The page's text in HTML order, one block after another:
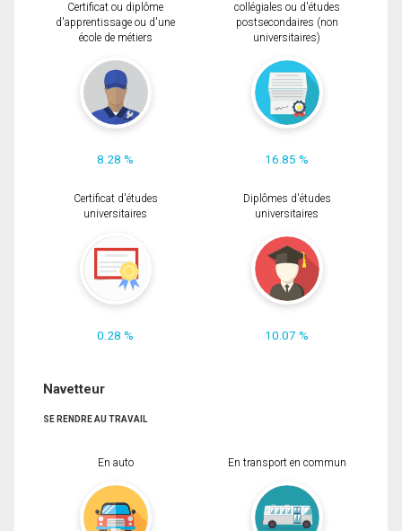
Certificat ou diplôme
d'apprentissage ou d'une
école de métiers
8.28 %
collégiales ou d'études
postsecondaires (non
universitaires)
16.85 %
Certificat d'études
universitaires
0.28 %
Diplômes d'études
universitaires
10.07 %
Navetteur
SE RENDRE AU TRAVAIL
En auto En transport en commun